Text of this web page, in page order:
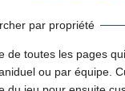
par propriété
de toutes les pages
ou par équipe.